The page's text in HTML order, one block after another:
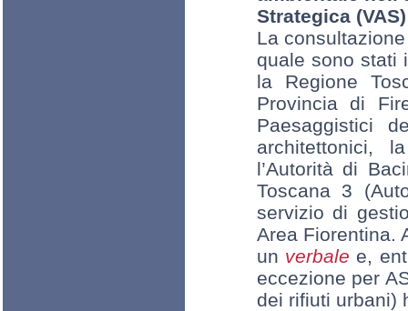
Strategica (VAS)
La
quale sono stati
la Regione
Provincia di
Paesaggistici
architettonici,
l’Autorità di
Toscana 3
servizio di
Area Fiorentina.
un verbale e,
eccezione per
dei rifiuti urbani)